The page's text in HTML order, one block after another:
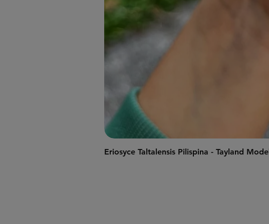
Eriosyce Taltalensis Pilispina - Tayland